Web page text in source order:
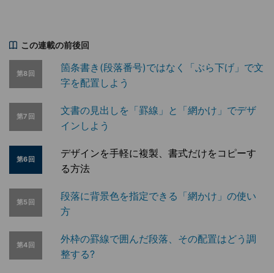
この連載の前後回
第8回
箇条書き(段落番号)ではなく「ぶら下げ」で文
字を配置しよう
第7回
文書の見出しを「罫線」と「網かけ」でデザ
インしよう
第6回
デザインを手軽に複製、書式だけをコピーす
る方法
第5回
段落に背景色を指定できる「網かけ」の使い
方
第4回
外枠の罫線で囲んだ段落、その配置はどう調
整する?